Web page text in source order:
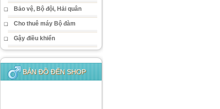
Bảo vệ, Bộ đội, Hải quân
Cho thuê máy Bộ đàm
Gậy điều khiển
BẢN ĐỒ ĐẾN SHOP